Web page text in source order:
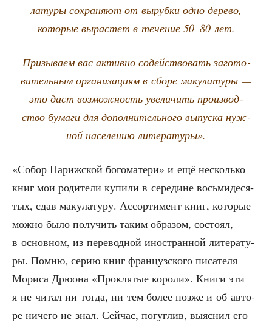
ла­ту­ры сохра­ня­ют от выруб­ки одно дере­во,
кото­рые вырас­тет в тече­ние 50–80 лет.
При­зы­ва­ем вас актив­но содей­ство­вать заго­то­
ви­тель­ным орга­ни­за­ци­ям в сбо­ре маку­ла­ту­ры —
это даст воз­мож­ность уве­ли­чить про­из­вод­
ство бума­ги для допол­ни­тель­но­го выпус­ка нуж­
ной насе­ле­нию литературы».
«Собор Париж­ской бого­ма­те­ри» и ещё несколь­ко
книг мои роди­те­ли купи­ли в сере­дине вось­ми­де­ся­
тых, сдав маку­ла­ту­ру. Ассор­ти­мент книг, кото­рые
мож­но было полу­чить таким обра­зом, состо­ял,
в основ­ном, из пере­вод­ной ино­стран­ной лите­ра­ту­
ры. Пом­ню, серию книг фран­цуз­ско­го писа­те­ля
Мори­са Дрю­о­на «Про­кля­тые коро­ли». Кни­ги эти
я не читал ни тогда, ни тем более поз­же и об авто­
ре ниче­го не знал. Сей­час, погуг­лив, выяс­нил его